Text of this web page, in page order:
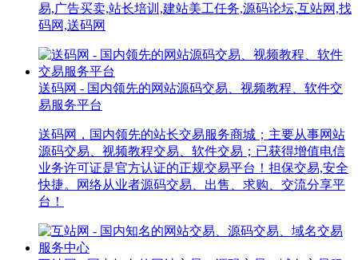
易,广告买卖,站长培训,建站美工任务,源码论坛,互站网,找
码网,送码网
送码网 - 国内领先的网站源码交易、视频教程、软件交
易服务平台
送码网，国内领先的站长交易服务商城；主要从事网站
源码交易、视频教程交易、软件交易；已获得增值电信
业务许可证是官方认证的正规交易平台！担保交易,安全
快捷。网络从业者源码交易、出售、求购、交流分享平
台！